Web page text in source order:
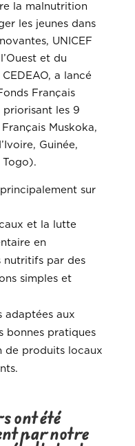
la malnutrition
les jeunes dans
UNICEF
et du
a lancé
Français
priorisant les 9
Muskoka,
Guinée,
Togo).
principalement sur
et la lutte
en
nutritifs par des
simples et
adaptées aux
bonnes pratiques
de produits locaux
ont été
par notre